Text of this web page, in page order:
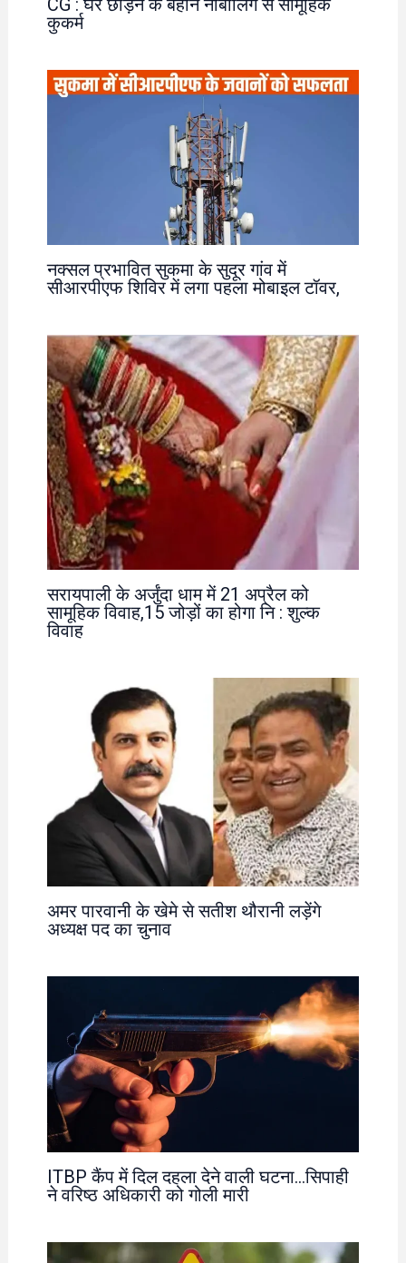
CG : घर छोड़ने के बहाने नाबालिग से सामूहिक
कुकर्म
नक्सल प्रभावित सुकमा के सुदूर गांव में
सीआरपीएफ शिविर में लगा पहला मोबाइल टॉवर,
सरायपाली के अर्जुंदा धाम में 21 अप्रैल को
सामूहिक विवाह,15 जोड़ों का होगा नि : शुल्क
विवाह
अमर पारवानी के खेमे से सतीश थौरानी लड़ेंगे
अध्यक्ष पद का चुनाव
ITBP कैंप में दिल दहला देने वाली घटना…सिपाही
ने वरिष्ठ अधिकारी को गोली मारी